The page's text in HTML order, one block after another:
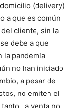
(delivery)
a que es común
cliente, sin la
debe a que
la pandemia
no han iniciado
a pesar de
no emiten el
la venta no